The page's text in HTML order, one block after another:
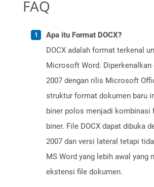
FAQ
Apa itu Format DOCX?
DOCX adalah format terkenal
Microsoft Word. Diperkenalkan
2007 dengan rilis Microsoft
struktur format dokumen baru
biner polos menjadi kombinasi
biner. File DOCX dapat dibuka
2007 dan versi lateral tetapi
MS Word yang lebih awal yang
ekstensi file dokumen.